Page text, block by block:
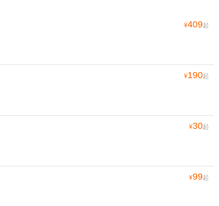
¥409起
¥190起
¥30起
¥99起